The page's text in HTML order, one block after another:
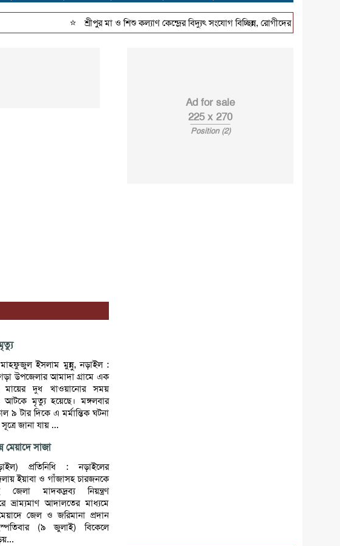
শ্রীপুর মা ও শিশু কল্যাণ কেন্দ্রের বিদ্যুৎ সংযোগ বিচ্ছিন্ন, রোগীদের দুর্ভোগ
ইসলাম মুন্নু, নড়াইল :
উপজেলার আমাদা গ্রামে এক
মায়ের দুধ খাওয়ানোর সময়
আটকে মৃত্যু হয়েছে। মঙ্গলবার
৯ টার দিকে এ মর্মান্তিক ঘটনা
জানা যায় ...
সাজা
প্রতিনিধি : নড়াইলের
ইয়াবা ও গাঁজাসহ চারজনকে
মাদকদ্রব্য নিয়ন্ত্রণ
ভ্রাম্যমাণ আদালতের মাধ্যমে
জেল ও জরিমানা প্রদান
(৯ জুলাই) বিকেলে
Ad for sale
225 x 270
Position (2)